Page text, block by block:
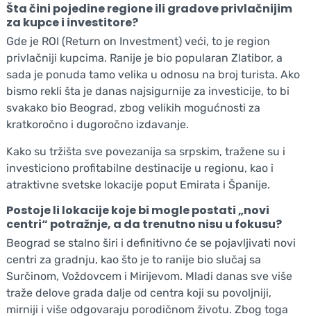
Šta čini pojedine regione ili gradove privlačnijim
za kupce i investitore?
Gde je ROI (Return on Investment) veći, to je region
privlačniji kupcima. Ranije je bio popularan Zlatibor, a
sada je ponuda tamo velika u odnosu na broj turista. Ako
bismo rekli šta je danas najsigurnije za investicije, to bi
svakako bio Beograd, zbog velikih mogućnosti za
kratkoročno i dugoročno izdavanje.
Kako su tržišta sve povezanija sa srpskim, tražene su i
investiciono profitabilne destinacije u regionu, kao i
atraktivne svetske lokacije poput Emirata i Španije.
Postoje li lokacije koje bi mogle postati „novi
centri“ potražnje, a da trenutno nisu u fokusu?
Beograd se stalno širi i definitivno će se pojavljivati novi
centri za gradnju, kao što je to ranije bio slučaj sa
Surčinom, Voždovcem i Mirijevom. Mladi danas sve više
traže delove grada dalje od centra koji su povoljniji,
mirniji i više odgovaraju porodičnom životu. Zbog toga